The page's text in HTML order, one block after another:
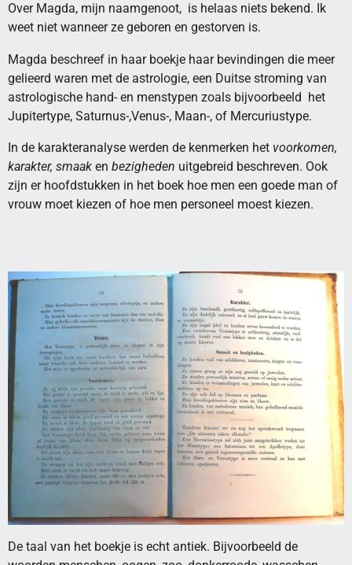
Over Magda, mijn naamgenoot, is helaas niets bekend. Ik
weet niet wanneer ze geboren en gestorven is.
Magda beschreef in haar boekje haar bevindingen die meer
gelieerd waren met de astrologie, een Duitse stroming van
astrologische hand- en menstypen zoals bijvoorbeeld het
Jupitertype, Saturnus-,Venus-, Maan-, of Mercuriustype.
In de karakteranalyse werden de kenmerken het voorkomen,
karakter, smaak en bezigheden uitgebreid beschreven. Ook
zijn er hoofdstukken in het boek hoe men een goede man of
vrouw moet kiezen of hoe men personeel moest kiezen.
De taal van het boekje is echt antiek. Bijvoorbeeld de